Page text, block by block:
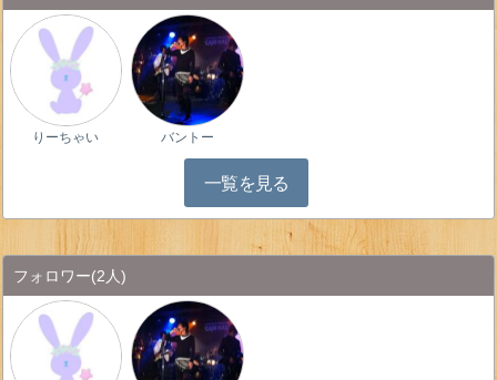
りーちゃい バントー
一覧を見る
フォロワー(2人)